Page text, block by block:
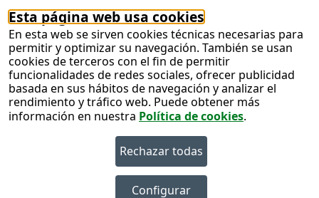
Esta página web usa cookies
En esta web se sirven cookies técnicas necesarias para
permitir y optimizar su navegación. También se usan
cookies de terceros con el fin de permitir
funcionalidades de redes sociales, ofrecer publicidad
basada en sus hábitos de navegación y analizar el
rendimiento y tráfico web. Puede obtener más
información en nuestra Política de cookies.